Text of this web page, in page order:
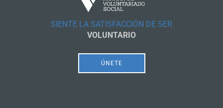
SIENTE LA SATISFACCIÓN DE SER
VOLUNTARIO
ÚNETE